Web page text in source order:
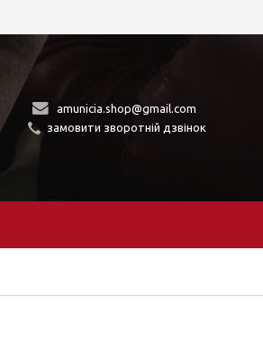
amunicia.shop@gmail.com
замовити зворотній дзвінок